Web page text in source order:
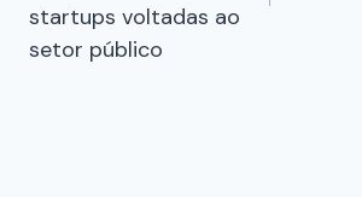
startups voltadas ao
setor público